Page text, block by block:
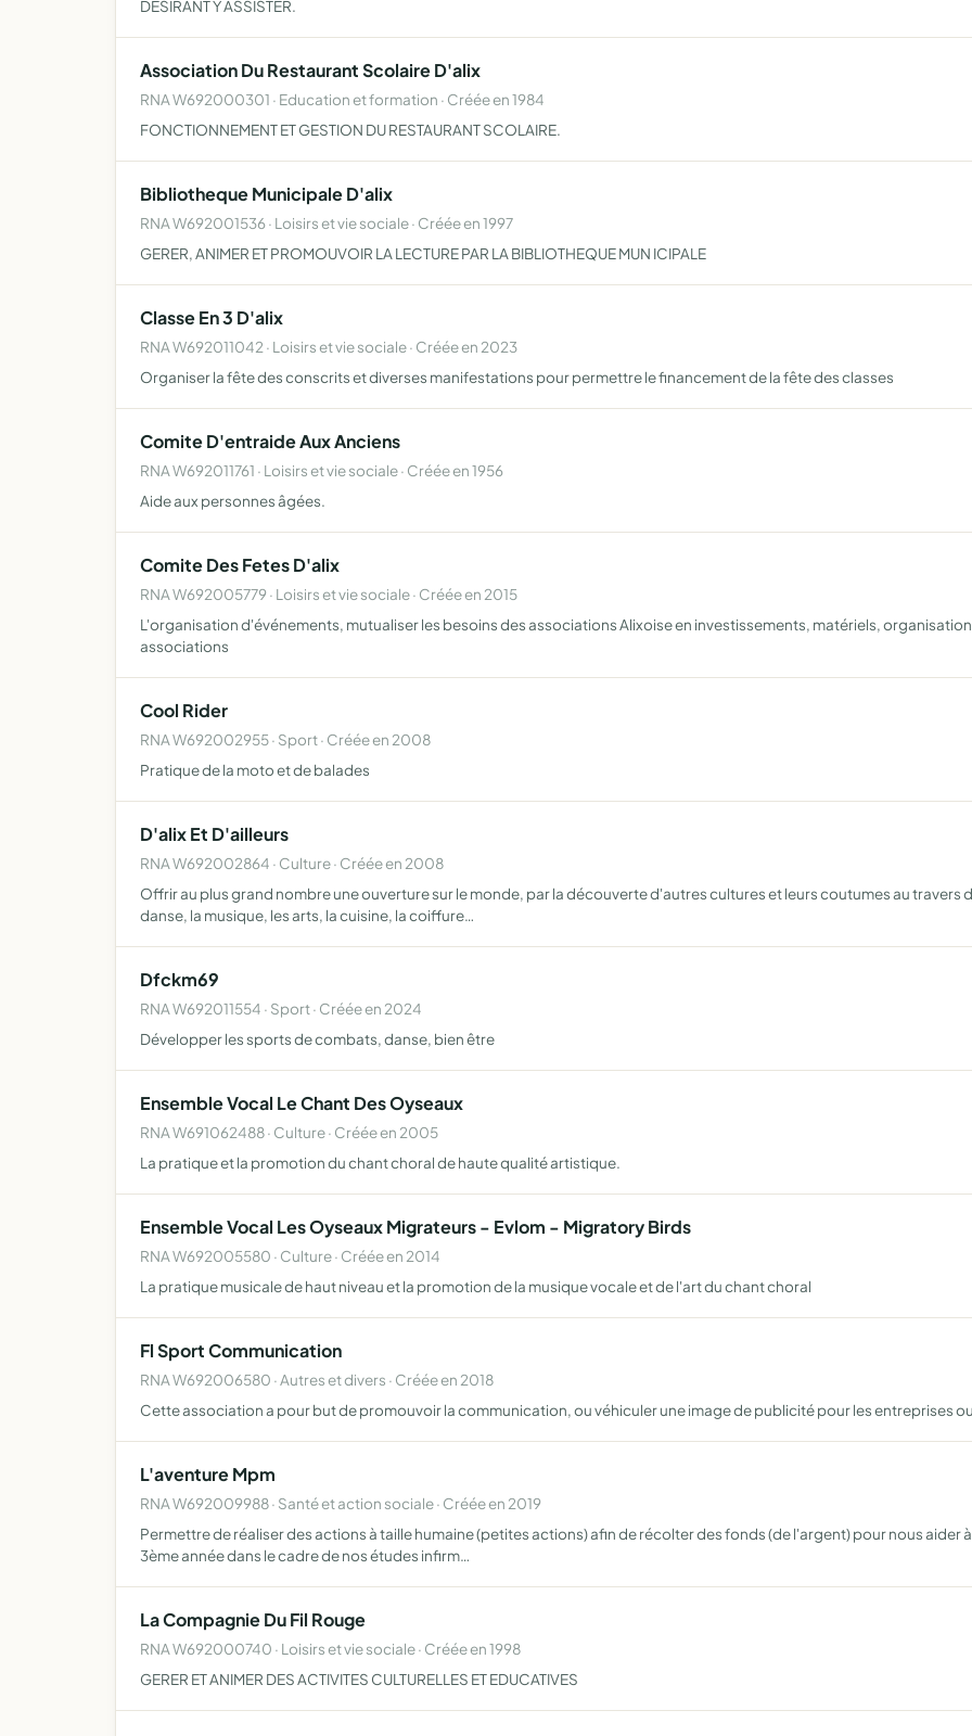
DESIRANT Y ASSISTER.
Association Du Restaurant Scolaire D'alix
RNA W692000301 · Education et formation · Créée en 1984
FONCTIONNEMENT ET GESTION DU RESTAURANT SCOLAIRE.
Bibliotheque Municipale D'alix
RNA W692001536 · Loisirs et vie sociale · Créée en 1997
GERER, ANIMER ET PROMOUVOIR LA LECTURE PAR LA BIBLIOTHEQUE MUN ICIPALE
Classe En 3 D'alix
RNA W692011042 · Loisirs et vie sociale · Créée en 2023
Organiser la fête des conscrits et diverses manifestations pour permettre le financement de la fête des classes
Comite D'entraide Aux Anciens
RNA W692011761 · Loisirs et vie sociale · Créée en 1956
Aide aux personnes âgées.
Comite Des Fetes D'alix
RNA W692005779 · Loisirs et vie sociale · Créée en 2015
L'organisation d'événements, mutualiser les besoins des associations Alixoise en investissements, matériels,
associations
Cool Rider
RNA W692002955 · Sport · Créée en 2008
Pratique de la moto et de balades
D'alix Et D'ailleurs
RNA W692002864 · Culture · Créée en 2008
Offrir au plus grand nombre une ouverture sur le monde, par la découverte d'autres cultures et leurs coutumes au travers
danse, la musique, les arts, la cuisine, la coiffure…
Dfckm69
RNA W692011554 · Sport · Créée en 2024
Développer les sports de combats, danse, bien être
Ensemble Vocal Le Chant Des Oyseaux
RNA W691062488 · Culture · Créée en 2005
La pratique et la promotion du chant choral de haute qualité artistique.
Ensemble Vocal Les Oyseaux Migrateurs - Evlom - Migratory Birds
RNA W692005580 · Culture · Créée en 2014
La pratique musicale de haut niveau et la promotion de la musique vocale et de l'art du chant choral
Fl Sport Communication
RNA W692006580 · Autres et divers · Créée en 2018
Cette association a pour but de promouvoir la communication, ou véhiculer une image de publicité pour les entreprises
L'aventure Mpm
RNA W692009988 · Santé et action sociale · Créée en 2019
Permettre de réaliser des actions à taille humaine (petites actions) afin de récolter des fonds (de l'argent) pour nous aider
3ème année dans le cadre de nos études infirm…
La Compagnie Du Fil Rouge
RNA W692000740 · Loisirs et vie sociale · Créée en 1998
GERER ET ANIMER DES ACTIVITES CULTURELLES ET EDUCATIVES